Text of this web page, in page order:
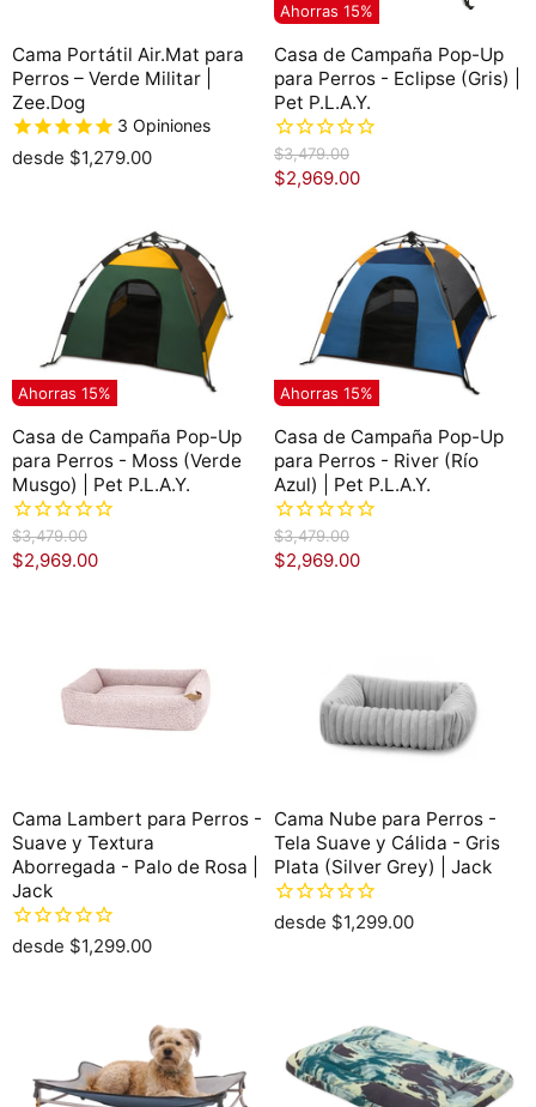
Cama Portátil Air.Mat para
Perros – Verde Militar |
Zee.Dog
3 Opiniones
desde $1,279.00
Ahorras 15%
Casa de Campaña Pop-Up
para Perros - Eclipse (Gris) |
Pet P.L.A.Y.
P
r
e
n
a
$3,479.00
P
t
u
a
l
$2,969.00
Ahorras 15%
Casa de Campaña Pop-Up
para Perros - Moss (Verde
Musgo) | Pet P.L.A.Y.
P
r
e
$3,479.00
P
u
a
l
$2,969.00
Ahorras 15%
Casa de Campaña Pop-Up
para Perros - River (Río
Azul) | Pet P.L.A.Y.
P
r
e
$3,479.00
P
u
a
l
$2,969.00
Cama Lambert para Perros -
Suave y Textura
Aborregada - Palo de Rosa |
Jack
desde $1,299.00
Cama Nube para Perros -
Tela Suave y Cálida - Gris
Plata (Silver Grey) | Jack
desde $1,299.00